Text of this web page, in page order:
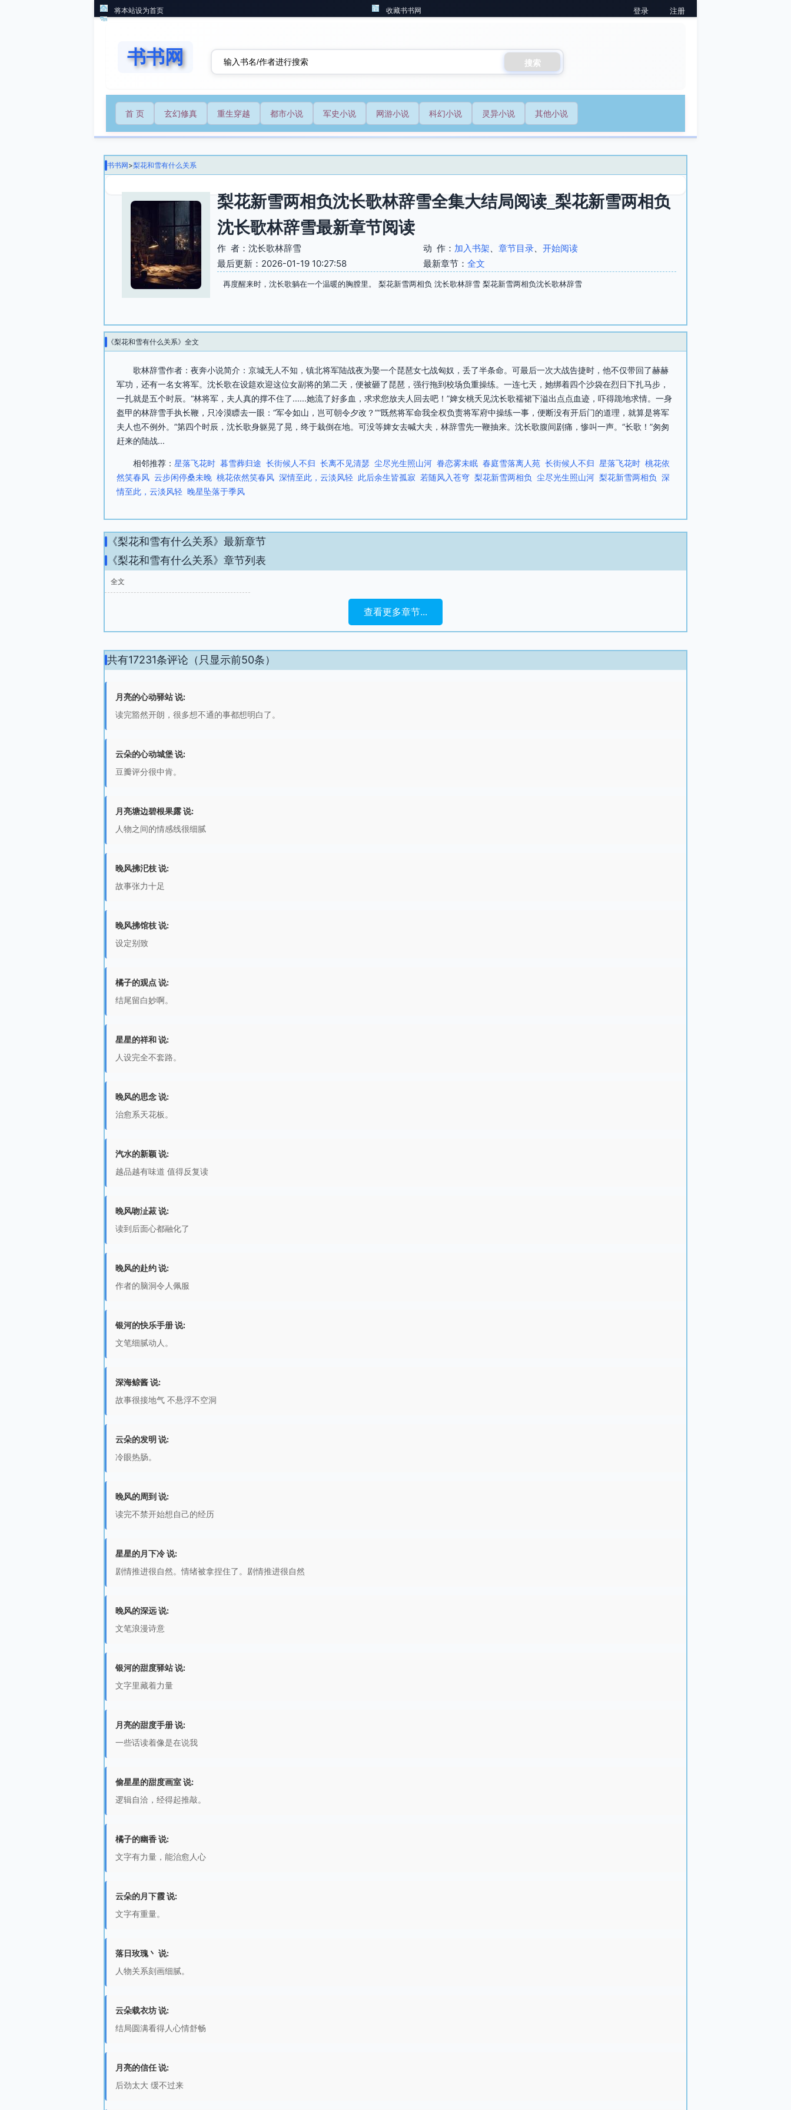
将本站设为首页 收藏书书网 登录 注册
书书网 搜索
首 页 玄幻修真 重生穿越 都市小说 军史小说 网游小说 科幻小说 灵异小说 其他小说
书书网>梨花和雪有什么关系
梨花新雪两相负沈长歌林辞雪全集大结局阅读_梨花新雪两相负
沈长歌林辞雪最新章节阅读
作 者：沈长歌林辞雪 动 作： 加入书架、 章节目录、 开始阅读
最后更新：2026-01-19 10:27:58
最新章节： 全文
再度醒来时，沈长歌躺在一个温暖的胸膛里。 梨花新雪两相负 沈长歌林辞雪 梨花新雪两相负沈长歌林辞雪
《梨花和雪有什么关系》全文
歌林辞雪作者：夜奔小说简介：京城无人不知，镇北将军陆战夜为娶一个琵琶女七战匈奴，丢了半条命。可最后一次大战告捷时，他不仅带回了赫赫
军功，还有一名女将军。沈长歌在设筵欢迎这位女副将的第二天，便被砸了琵琶，强行拖到校场负重操练。一连七天，她绑着四个沙袋在烈日下扎马步，
一扎就是五个时辰。“林将军，夫人真的撑不住了......她流了好多血，求求您放夫人回去吧！”婢女桃夭见沈长歌襦裙下溢出点点血迹，吓得跪地求情。一身
盔甲的林辞雪手执长鞭，只冷漠瞟去一眼：“军令如山，岂可朝令夕改？”“既然将军命我全权负责将军府中操练一事，便断没有开后门的道理，就算是将军
夫人也不例外。”第四个时辰，沈长歌身躯晃了晃，终于栽倒在地。可没等婢女去喊大夫，林辞雪先一鞭抽来。沈长歌腹间剧痛，惨叫一声。“长歌！”匆匆
赶来的陆战...
相邻推荐： 星落飞花时 暮雪葬归途 长街候人不归 长离不见清瑟 尘尽光生照山河 眷恋雾未眠 春庭雪落离人苑 长街候人不归 星落飞花时 桃花依
然笑春风 云步闲停桑未晚 桃花依然笑春风 深情至此，云淡风轻 此后余生皆孤寂 若随风入苍穹 梨花新雪两相负 尘尽光生照山河 梨花新雪两相负 深
情至此，云淡风轻 晚星坠落于季风
《梨花和雪有什么关系》最新章节
《梨花和雪有什么关系》章节列表
全文
查看更多章节...
共有17231条评论（只显示前50条）
月亮的心动驿站 说:
读完豁然开朗，很多想不通的事都想明白了。
云朵的心动城堡 说:
豆瓣评分很中肯。
月亮塘边碧根果露 说:
人物之间的情感线很细腻
晚风拂汜枝 说:
故事张力十足
晚风拂馆枝 说:
设定别致
橘子的观点 说:
结尾留白妙啊。
星星的祥和 说:
人设完全不套路。
晚风的思念 说:
治愈系天花板。
汽水的新颖 说:
越品越有味道 值得反复读
晚风吻沚菽 说:
读到后面心都融化了
晚风的赴约 说:
作者的脑洞令人佩服
银河的快乐手册 说:
文笔细腻动人。
深海鲸酱 说:
故事很接地气 不悬浮不空洞
云朵的发明 说:
冷眼热肠。
晚风的周到 说:
读完不禁开始想自己的经历
星星的月下冷 说:
剧情推进很自然。情绪被拿捏住了。剧情推进很自然
晚风的深远 说:
文笔浪漫诗意
银河的甜度驿站 说:
文字里藏着力量
月亮的甜度手册 说:
一些话读着像是在说我
偷星星的甜度画室 说:
逻辑自洽，经得起推敲。
橘子的幽香 说:
文字有力量，能治愈人心
云朵的月下霞 说:
文字有重量。
落日玫瑰丶 说:
人物关系刻画细腻。
云朵载衣坊 说:
结局圆满看得人心情舒畅
月亮的信任 说:
后劲太大 缓不过来